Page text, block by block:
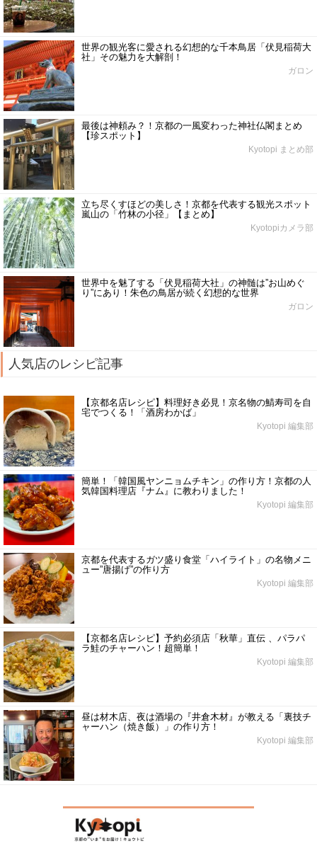
世界の観光客に愛される幻想的な千本鳥居「伏見稲荷大
社」その魅力を大解剖！
ガロン
最後は神頼み？！京都の一風変わった神社仏閣まとめ
【珍スポット】
Kyotopi まとめ部
立ち尽くすほどの美しさ！京都を代表する観光スポット
嵐山の「竹林の小径」【まとめ】
Kyotopiカメラ部
世界中を魅了する「伏見稲荷大社」の神髄は”お山めぐ
り”にあり！朱色の鳥居が続く幻想的な世界
ガロン
人気店のレシピ記事
【京都名店レシピ】料理好き必見！京名物の鯖寿司を自
宅でつくる！「酒房わかば」
Kyotopi 編集部
簡単！「韓国風ヤンニョムチキン」の作り方！京都の人
気韓国料理店『ナム』に教わりました！
Kyotopi 編集部
京都を代表するガツ盛り食堂「ハイライト」の名物メニ
ュー”唐揚げ”の作り方
Kyotopi 編集部
【京都名店レシピ】予約必須店「秋華」直伝 、パラパ
ラ鮭のチャーハン！超簡単！
Kyotopi 編集部
昼は材木店、夜は酒場の『井倉木材』が教える「裏技チ
ャーハン（焼き飯）」の作り方！
Kyotopi 編集部